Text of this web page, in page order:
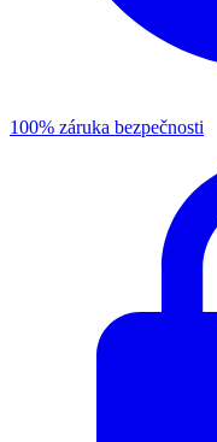
100% záruka bezpečnosti